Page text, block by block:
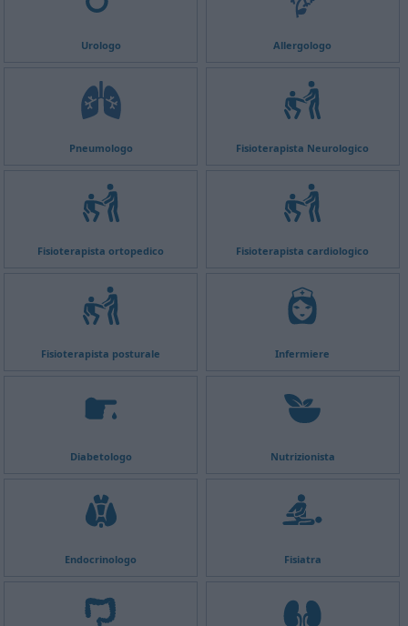
Urologo Allergologo
Pneumologo Fisioterapista Neurologico
Fisioterapista ortopedico Fisioterapista cardiologico
Fisioterapista posturale Infermiere
Diabetologo Nutrizionista
Endocrinologo Fisiatra